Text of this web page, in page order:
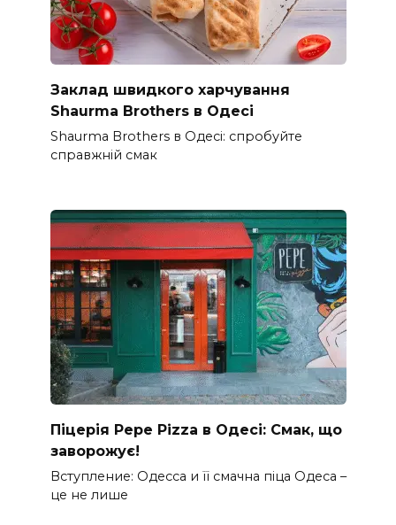
Заклад швидкого харчування
Shaurma Brothers в Одесі
Shaurma Brothers в Одесі: спробуйте
справжній смак
Піцерія Pepe Pizza в Одесі: Смак, що
заворожує!
Вступление: Одесса и її смачна піца Одеса –
це не лише